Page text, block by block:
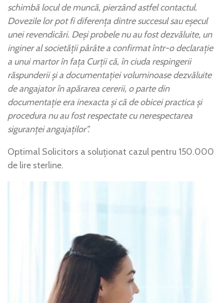
schimbă locul de muncă, pierzând astfel contactul.
Dovezile lor pot fi diferența dintre succesul sau eșecul
unei revendicări. Deși probele nu au fost dezvăluite, un
inginer al societății pârâte a confirmat într-o declarație
a unui martor în fața Curții că, în ciuda respingerii
răspunderii și a documentației voluminoase dezvăluite
de angajator în apărarea cererii, o parte din
documentație era inexacta și că de obicei practica și
procedura nu au fost respectate cu nerespectarea
siguranței angajaților”.
Optimal Solicitors a soluționat cazul pentru 150.000
de lire sterline.